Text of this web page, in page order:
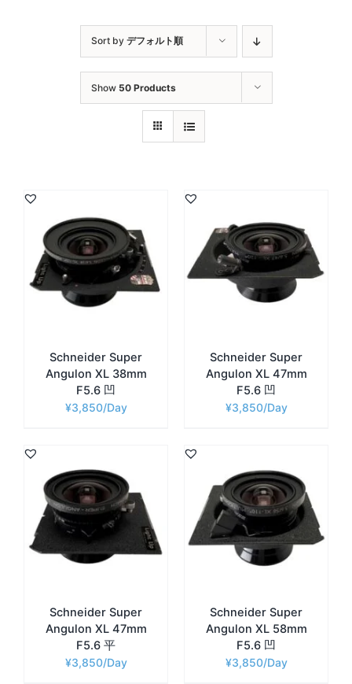
Sort by デフォルト順
Show 50 Products
Schneider Super
Angulon XL 38mm
F5.6 凹
¥3,850
Schneider Super
Angulon XL 47mm
F5.6 凹
¥3,850
Schneider Super
Angulon XL 47mm
F5.6 平
¥3,850
Schneider Super
Angulon XL 58mm
F5.6 凹
¥3,850